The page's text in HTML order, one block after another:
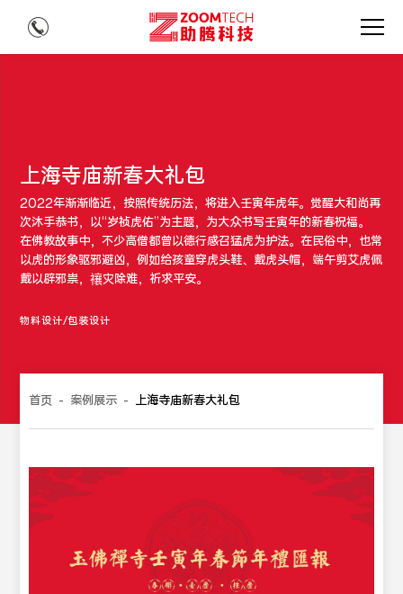
上海寺庙新春大礼包
2022年渐渐临近，按照传统历法，将进入壬寅年虎年。觉醒大和尚再
次沐手恭书，以“岁祯虎佑”为主题，为大众书写壬寅年的新春祝福。
在佛教故事中，不少高僧都曾以德行感召猛虎为护法。在民俗中，也常
以虎的形象驱邪避凶，例如给孩童穿虎头鞋、戴虎头帽，端午剪艾虎佩
戴以辟邪祟，禳灾除难，祈求平安。
物料设计/包装设计
首页 - 案例展示 - 上海寺庙新春大礼包